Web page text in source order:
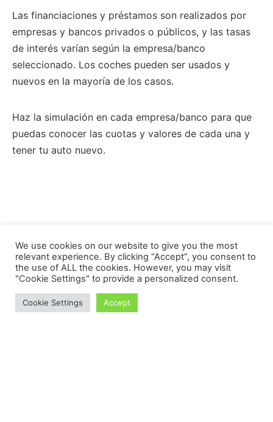
Las financiaciones y préstamos son realizados por
empresas y bancos privados o públicos, y las tasas
de interés varían según la empresa/banco
seleccionado. Los coches pueden ser usados ​​y
nuevos en la mayoría de los casos.
Haz la simulación en cada empresa/banco para que
puedas conocer las cuotas y valores de cada una y
tener tu auto nuevo.
We use cookies on our website to give you the most
relevant experience. By clicking “Accept”, you consent to
the use of ALL the cookies. However, you may visit
"Cookie Settings" to provide a personalized consent.
Cookie Settings Accept